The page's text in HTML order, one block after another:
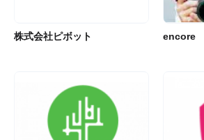
株式会社ピボット encore